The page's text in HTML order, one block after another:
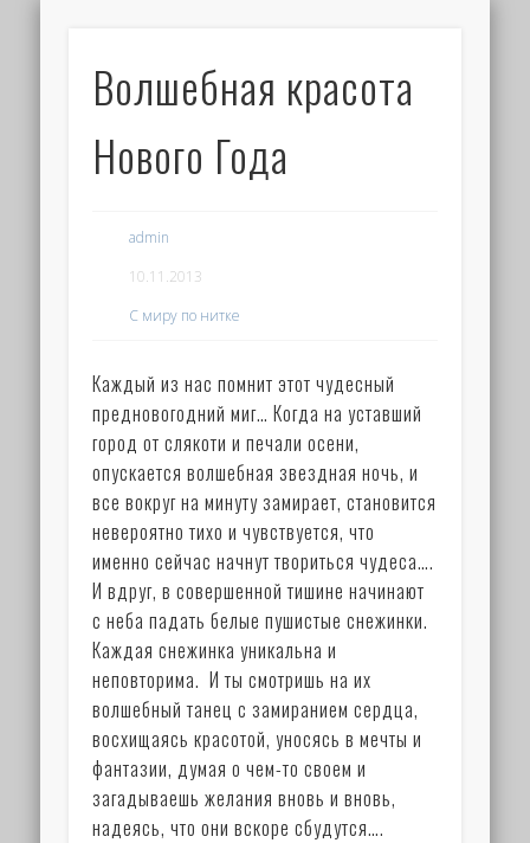
Волшебная красота
Нового Года
admin
10.11.2013
С миру по нитке
Каждый из нас помнит этот чудесный
предновогодний миг… Когда на уставший
город от слякоти и печали осени,
опускается волшебная звездная ночь, и
все вокруг на минуту замирает, становится
невероятно тихо и чувствуется, что
именно сейчас начнут твориться чудеса….
И вдруг, в совершенной тишине начинают
с неба падать белые пушистые снежинки.
Каждая снежинка уникальна и
неповторима. И ты смотришь на их
волшебный танец с замиранием сердца,
восхищаясь красотой, уносясь в мечты и
фантазии, думая о чем-то своем и
загадываешь желания вновь и вновь,
надеясь, что они вскоре сбудутся….